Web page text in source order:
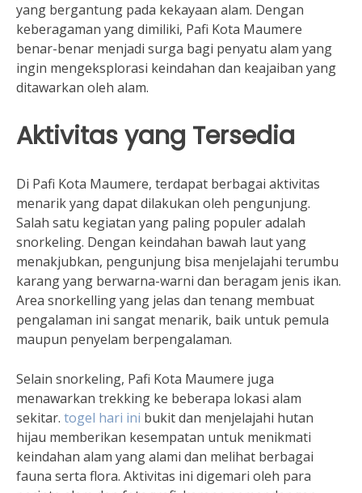
yang bergantung pada kekayaan alam. Dengan
keberagaman yang dimiliki, Pafi Kota Maumere
benar-benar menjadi surga bagi penyatu alam yang
ingin mengeksplorasi keindahan dan keajaiban yang
ditawarkan oleh alam.
Aktivitas yang Tersedia
Di Pafi Kota Maumere, terdapat berbagai aktivitas
menarik yang dapat dilakukan oleh pengunjung.
Salah satu kegiatan yang paling populer adalah
snorkeling. Dengan keindahan bawah laut yang
menakjubkan, pengunjung bisa menjelajahi terumbu
karang yang berwarna-warni dan beragam jenis ikan.
Area snorkelling yang jelas dan tenang membuat
pengalaman ini sangat menarik, baik untuk pemula
maupun penyelam berpengalaman.
Selain snorkeling, Pafi Kota Maumere juga
menawarkan trekking ke beberapa lokasi alam
sekitar. togel hari ini bukit dan menjelajahi hutan
hijau memberikan kesempatan untuk menikmati
keindahan alam yang alami dan melihat berbagai
fauna serta flora. Aktivitas ini digemari oleh para